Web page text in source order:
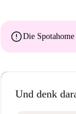
errorDie
Und denk